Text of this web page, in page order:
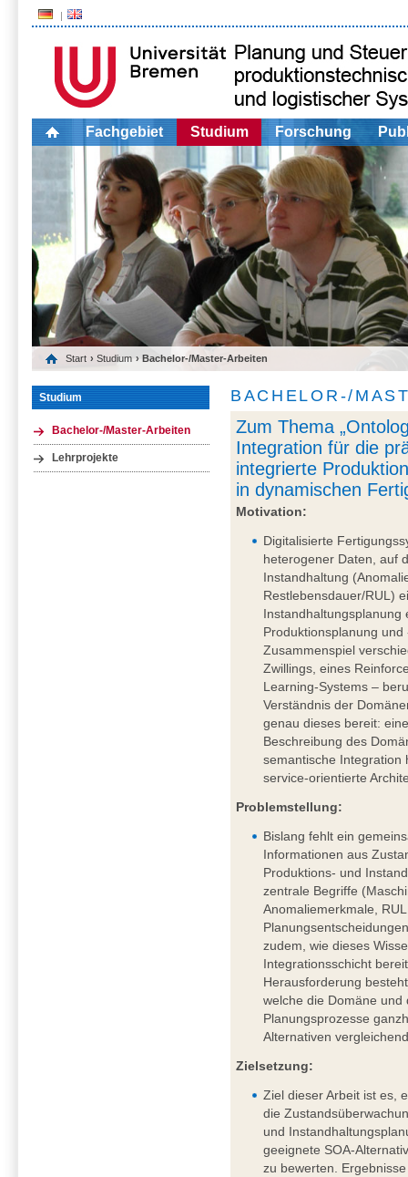
Fachgebiet Studium Forschung
Start ›Studium › Bachelor-/Master-Arbeiten
Studium
Bachelor-/Master-Arbeiten
Lehrprojekte
BACHELOR-/
Zum Thema
Integration für die
integrierte
in dynamischen
Motivation:
Digitalisierte
heterogener Daten, auf
Instandhaltung
Restlebensdauer/RUL)
Instandhaltungsplanung
Produktionsplanung
Zusammenspiel
Zwillings, eines
Learning-Systems –
Verständnis der
genau dieses bereit:
Beschreibung des
semantische Integration
service-orientierte
Problemstellung:
Bislang fehlt ein
Informationen aus
Produktions- und
zentrale Begriffe
Anomaliemerkmale,
zudem, wie dieses
Integrationsschicht
Herausforderung
welche die Domäne
Planungsprozesse
Alternativen
Zielsetzung:
Ziel dieser Arbeit ist es,
die
und
geeignete SOA-
zu bewerten.